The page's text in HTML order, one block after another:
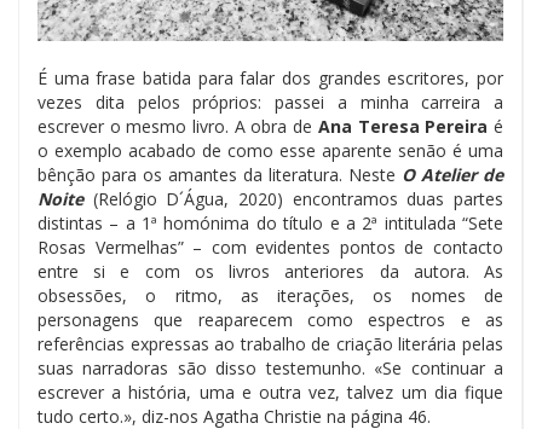
É uma frase batida para falar dos grandes escritores, por
vezes dita pelos próprios: passei a minha carreira a
escrever o mesmo livro. A obra de Ana Teresa Pereira é
o exemplo acabado de como esse aparente senão é uma
bênção para os amantes da literatura. Neste O Atelier de
Noite(Relógio D´Água, 2020) encontramos duas partes
distintas – a 1ª homónima do título e a 2ª intitulada “Sete
Rosas Vermelhas” – com evidentes pontos de contacto
entre si e com os livros anteriores da autora. As
obsessões, o ritmo, as iterações, os nomes de
personagens que reaparecem como espectros e as
referências expressas ao trabalho de criação literária pelas
suas narradoras são disso testemunho. «Se continuar a
escrever a história, uma e outra vez, talvez um dia fique
tudo certo.», diz-nos Agatha Christie na página 46.